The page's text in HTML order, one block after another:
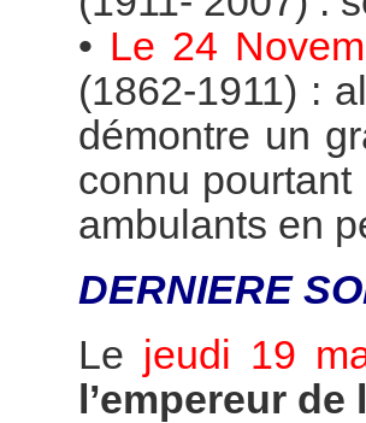
• Le 24
(1862-1911) :
démontre un
connu
ambulants en
DERNIERE
Le jeudi 19
l’empereur